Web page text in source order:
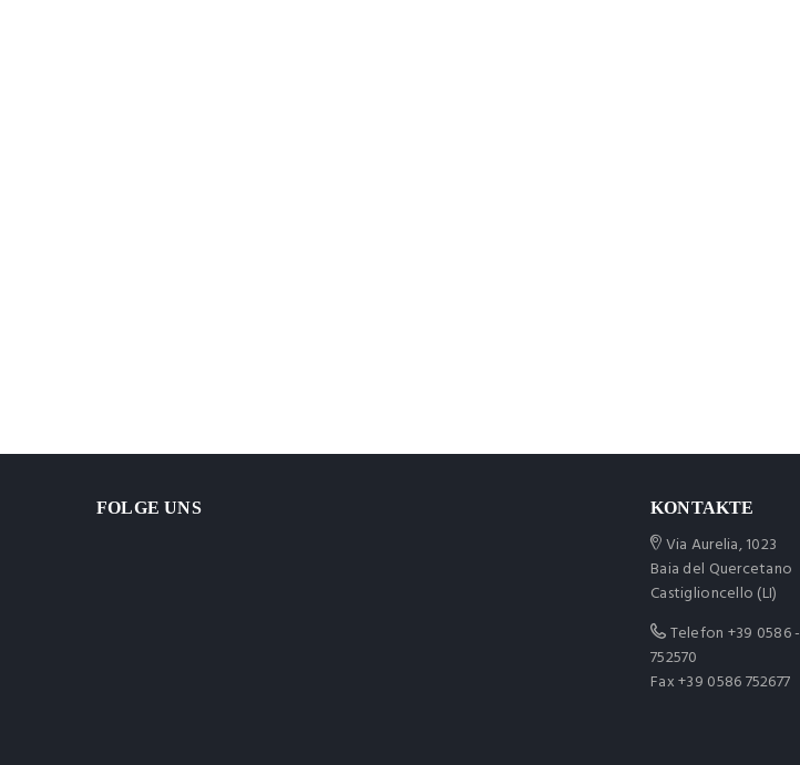
FOLGE UNS KONTAKTE
Via Aurelia, 1023
Baia del Quercetano
Castiglioncello (LI)
Telefon +39 0586 -
752570
Fax +39 0586 752677